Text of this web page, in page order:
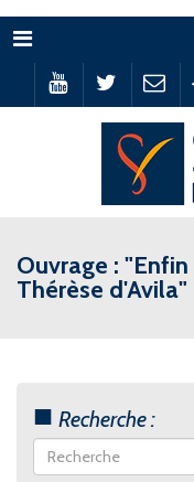
Menu
Ouvrage :
Thérèse d'Avila"
Recherche :